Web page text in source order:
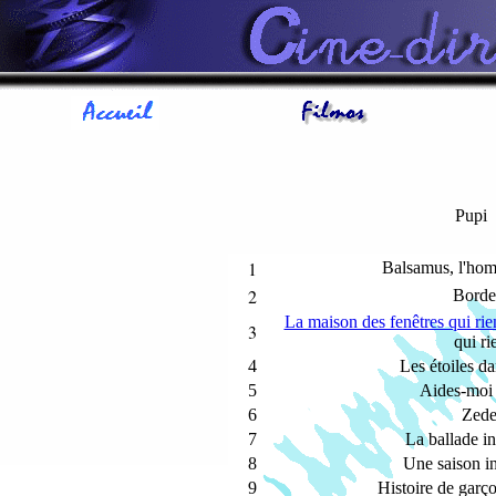
Pupi
1 Balsamus,
2
3
La maison des fenêtres qui
qui
4
Les étoiles
5
Aides-moi
6
7
La ballade
8
Une saison
9
Histoire de